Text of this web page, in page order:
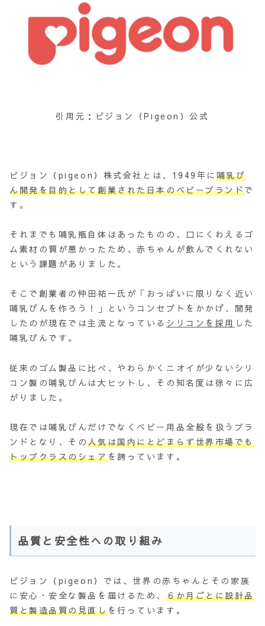
引用元：ピジョン（Pigeon）公式
ピジョン（pigeon）株式会社とは、1949年に 哺乳び
ん開発を目的として創業された日本のベビーブランドで
す。
それまでも哺乳瓶自体はあったものの、口にくわえるゴ
ム素材の質が悪かったため、赤ちゃんが飲んでくれない
という課題がありました。
そこで創業者の仲田祐一氏が「おっぱいに限りなく近い
哺乳びんを作ろう！」というコンセプトをかかげ、開発
したのが現在では主流となっている シリコンを採用 した
哺乳びんです。
従来のゴム製品に比べ、やわらかくニオイが少ないシリ
コン製の哺乳びんは大ヒットし、その知名度は徐々に広
がりました。
現在では哺乳びんだけでなくベビー用品全般を扱うブラ
ンドとなり、その人気は国内にとどまらず世界市場でも
トップクラスのシェアを誇っています。
品質と安全性への取り組み
ピジョン（pigeon）では、世界の赤ちゃんとその家族
に安心・安全な製品を届けるため、 ６か月ごとに設計品
質と製造品質の見直しを行っています。